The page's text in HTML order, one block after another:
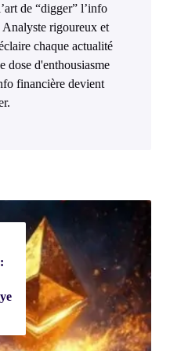
de “digger” l’info
rigoureux et
chaque actualité
dose d'enthousiasme
financière devient